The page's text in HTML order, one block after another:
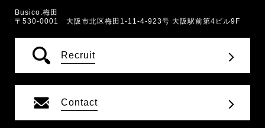
Busico.梅田
〒530-0001 大阪市北区梅田1-11-4-923号 大阪駅前第4ビル9F
Recruit
Contact